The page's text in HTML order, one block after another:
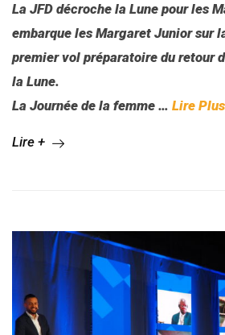
La JFD décroche la Lune pour les
embarque les Margaret Junior sur
premier vol préparatoire du retour
la Lune.
La Journée de la femme … Lire Plus
Lire +